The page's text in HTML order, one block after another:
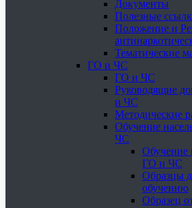
Документы
Полезные
Положение и
Тематические
ГО и ЧС
ГО и ЧС
Руководящие
и ЧС
Методические
Обучение
ЧС
Обучение
ГО и ЧС
Образцы
обучению
Образец